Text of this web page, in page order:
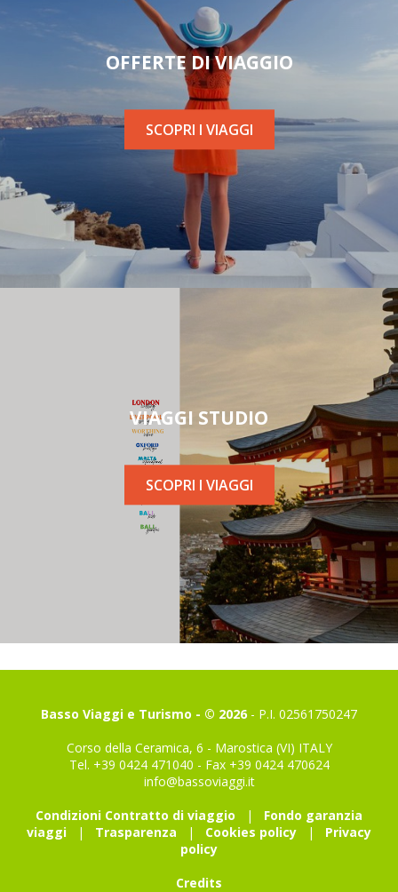
OFFERTE DI VIAGGIO
SCOPRI I VIAGGI
VIAGGI STUDIO
SCOPRI I VIAGGI
Basso Viaggi e Turismo - © 2026- P.I. 02561750247
Corso della Ceramica, 6 - Marostica (VI) ITALY
Tel. +39 0424 471040 - Fax +39 0424 470624
info@bassoviaggi.it
Condizioni Contratto di viaggio | Fondo garanzia
viaggi | Trasparenza | Cookies policy | Privacy
policy
Credits